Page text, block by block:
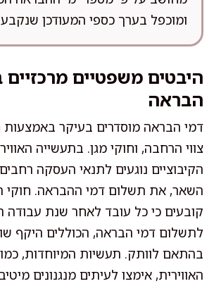
ומוכפל בערך כספי המעודכן
היבטים משפטיים מרכזיים
הבראה
דמי הבראה מוסדרים בעיקר באמצעות
צווי הרחבה, וחוקי מגן. בתעשייה
הקיבוציים נוגעים לתנאי העסקה
השאר, את תשלום דמי ההבראה. חוקי
קובעים כי כל עובד לאחר שנת עבודה
לתשלום דמי הבראה, הכוללים היקף
בהתאם לוותק. תעשיות המיוחדות,
האווירית, אימצו לעיתים מנגנונים